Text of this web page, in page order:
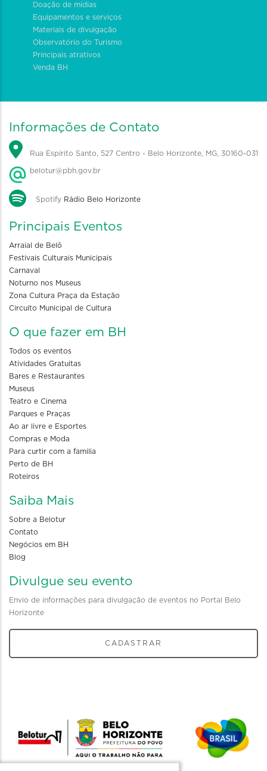
Doação de mídias
Equipamentos e serviços
Materiais de divulgação
Observatório do Turismo
Principais atrativos
Venda BH
Informações de Contato
Rua Espírito Santo, 527 Centro - Belo Horizonte, MG, 30160-031
belotur@pbh.gov.br
Spotify Rádio Belo Horizonte
Principais Eventos
Arraial de Belô
Festivais Culturais Municipais
Carnaval
Noturno nos Museus
Zona Cultura Praça da Estação
Circuito Municipal de Cultura
O que fazer em BH
Todos os eventos
Atividades Gratuitas
Bares e Restaurantes
Museus
Teatro e Cinema
Parques e Praças
Ao ar livre e Esportes
Compras e Moda
Para curtir com a familia
Perto de BH
Roteiros
Saiba Mais
Sobre a Belotur
Contato
Negócios em BH
Blog
Divulgue seu evento
Envio de informações para divulgação de eventos no Portal Belo
Horizonte
CADASTRAR